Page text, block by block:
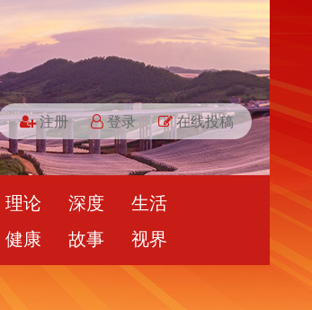
注册 登录 在线投稿
理论 深度
生活
健康
故事 视界